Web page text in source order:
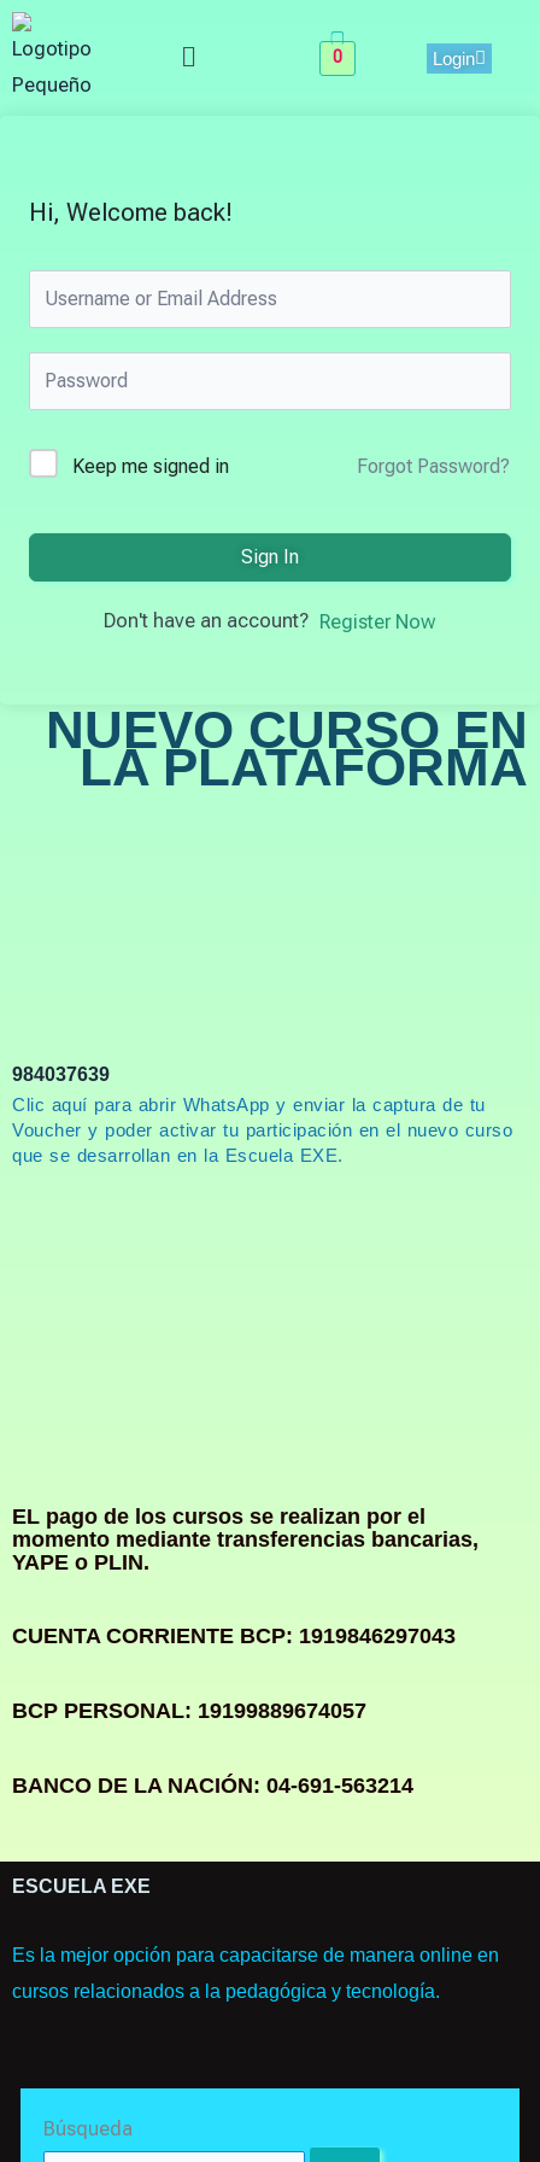
Skip
to
content
Menu 0 Login
Hi, Welcome back!
Keep me signed in Forgot Password?
Sign In
Don't have an account? Register Now
NUEVO CURSO EN
LA PLATAFORMA
984037639
Clic aquí para abrir WhatsApp y enviar la captura de tu
Voucher y poder activar tu participación en el nuevo curso
que se desarrollan en la Escuela EXE.
EL pago de los cursos se realizan por el
momento mediante transferencias bancarias,
YAPE o PLIN.
CUENTA CORRIENTE BCP: 1919846297043
BCP PERSONAL: 19199889674057
BANCO DE LA NACIÓN: 04-691-563214
ESCUELA EXE
Es la mejor opción para capacitarse de manera online en
cursos relacionados a la pedagógica y tecnología.
Búsqueda
for: